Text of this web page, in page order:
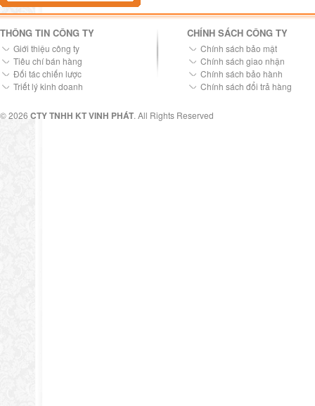
THÔNG TIN CÔNG TY
Giới thiệu công ty
Tiêu chí bán hàng
Đối tác chiến lược
Triết lý kinh doanh
CHÍNH SÁCH CÔNG TY
Chính sách bảo mật
Chính sách giao nhận
Chính sách bảo hành
Chính sách đổi trả hàng
© 2026 CTY TNHH KT VINH PHÁT. All Rights Reserved